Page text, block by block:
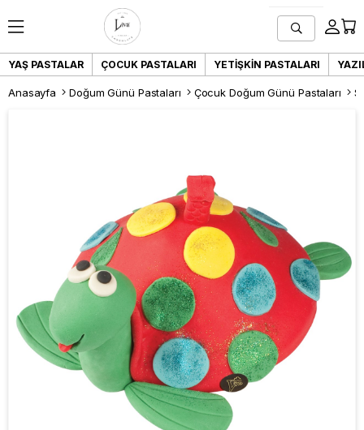
YAŞ PASTALAR ÇOCUK PASTALARI YETIŞKIN PASTALARI
Anasayfa Doğum Günü Pastaları Çocuk Doğum Günü Pastaları